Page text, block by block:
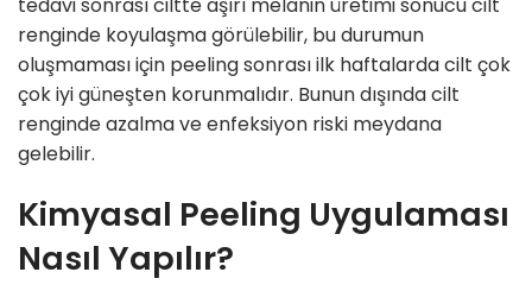
renginde koyulaşma görülebilir, bu durumun
oluşmaması için peeling sonrası ilk haftalarda cilt çok
çok iyi güneşten korunmalıdır. Bunun dışında cilt
renginde azalma ve enfeksiyon riski meydana
gelebilir.
Kimyasal Peeling Uygulaması
Nasıl Yapılır?